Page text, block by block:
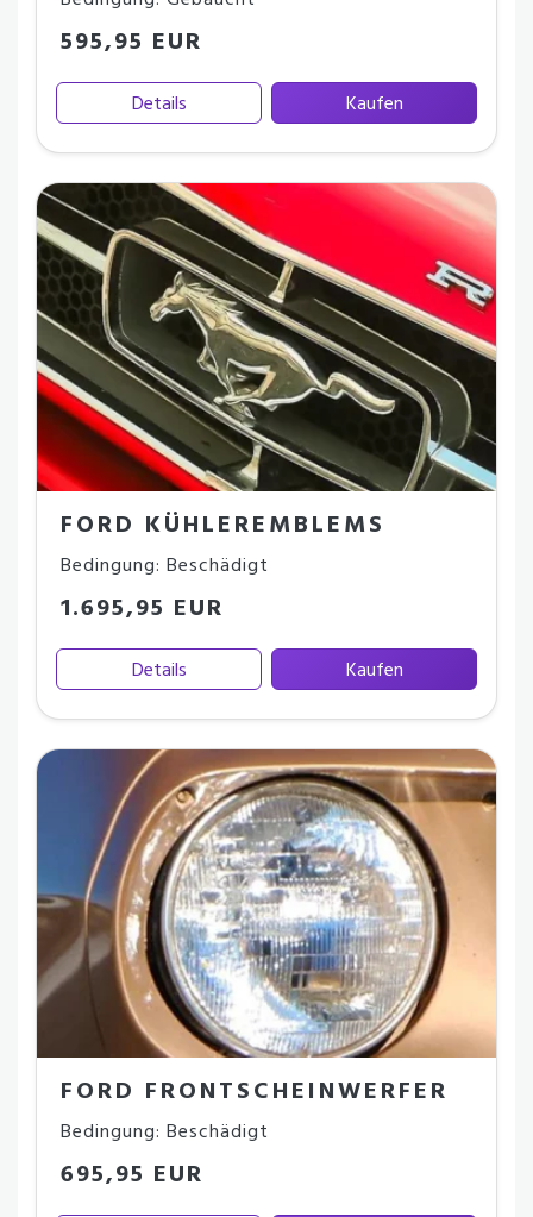
595,95 EUR
Details Kaufen
FORD KÜHLEREMBLEMS
Bedingung: Beschädigt
1.695,95 EUR
Details Kaufen
FORD FRONTSCHEINWERFER
Bedingung: Beschädigt
695,95 EUR